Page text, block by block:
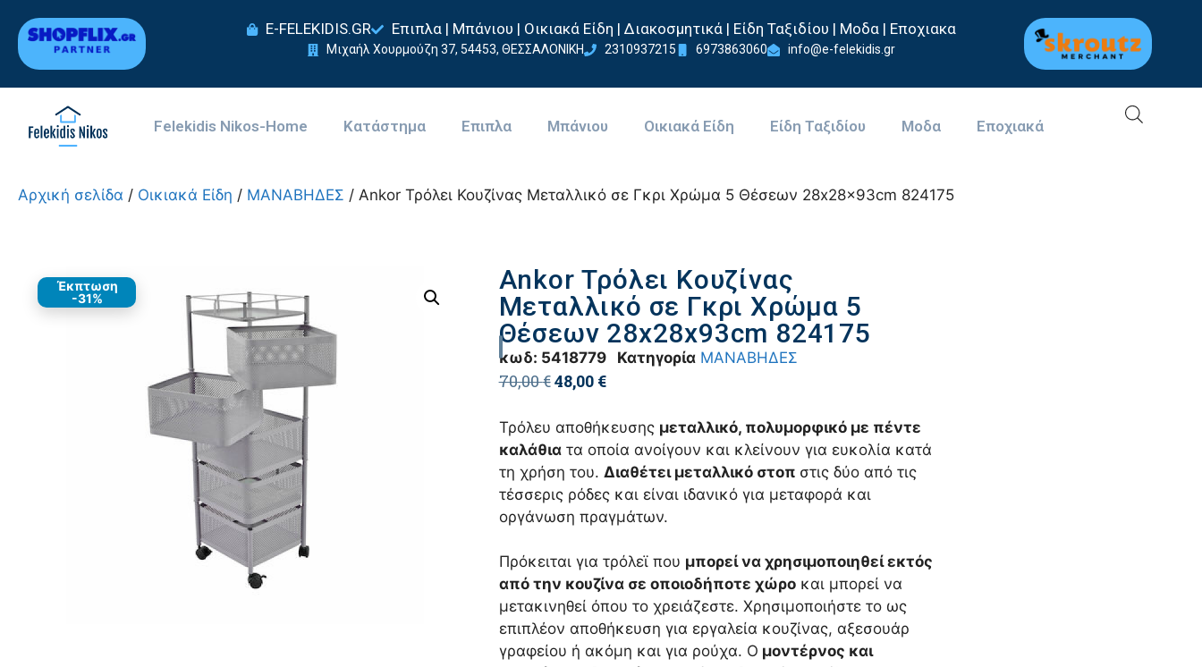
E-FELEKIDIS.GR Επιπλα | Μπάνιου | Οικιακά Είδη | Διακοσμητικά | Είδη Ταξιδίου | Μοδα | Εποχιακα
Μιχαήλ Χουρμούζη 37, 54453, ΘΕΣΣΑΛΟΝΙΚΗ 2310937215 6973863060 info@e-felekidis.gr
Felekidis Nikos-Home Κατάστημα Επιπλα Μπάνιου Οικιακά Είδη Είδη Ταξιδίου Μοδα Eποχιακά
Αρχική σελίδα / Οικιακά Είδη / ΜΑΝΑΒΗΔΕΣ / Ankor Τρόλει Κουζίνας Μεταλλικό σε Γκρι Χρώμα 5 Θέσεων 28x28x93cm 824175
Έκπτωση
-31%
Ankor Τρόλει Κουζίνας
Μεταλλικό σε Γκρι Χρώμα 5
Θέσεων 28x28x93cm 824175
κωδ: 5418779 Κατηγορία ΜΑΝΑΒΗΔΕΣ
70,00€48,00 €
Τρόλευ αποθήκευσης μεταλλικό, πολυμορφικό με πέντε
καλάθιατα οποία ανοίγουν και κλείνουν για ευκολία κατά
τη χρήση του. Διαθέτει μεταλλικό στοπ στις δύο από τις
τέσσερις ρόδες και είναι ιδανικό για μεταφορά και
οργάνωση πραγμάτων.
Πρόκειται για τρόλεϊ που μπορεί να χρησιμοποιηθεί εκτός
από την κουζίνα σε οποιοδήποτε χώροκαι μπορεί να
μετακινηθεί όπου το χρειάζεστε. Χρησιμοποιήστε το ως
επιπλέον αποθήκευση για εργαλεία κουζίνας, αξεσουάρ
γραφείου ή ακόμη και για ρούχα. Ο μοντέρνος και